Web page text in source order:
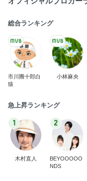
総合ランキング
市川團十郎白
猿
小林麻央
急上昇ランキング
1
木村直人
2
BEYOOOOO
NDS